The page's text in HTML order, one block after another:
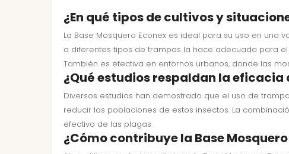
¿En qué tipos de cultivos y
La Base Mosquero Econex es ideal para su uso en
a diferentes tipos de trampas la hace adecuada para
También es efectiva en entornos urbanos, donde las
¿Qué estudios respaldan la eficacia
Diversos estudios han demostrado que el uso de
reducir las poblaciones de estos insectos. La
efectivo de las plagas.
¿Cómo contribuye la Base